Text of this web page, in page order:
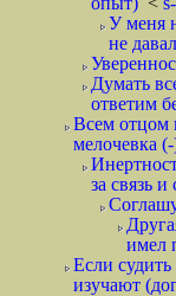
У меня
не
Думать
ответим
Всем отцом
мелочевка
за связь
имел
Если
изучают